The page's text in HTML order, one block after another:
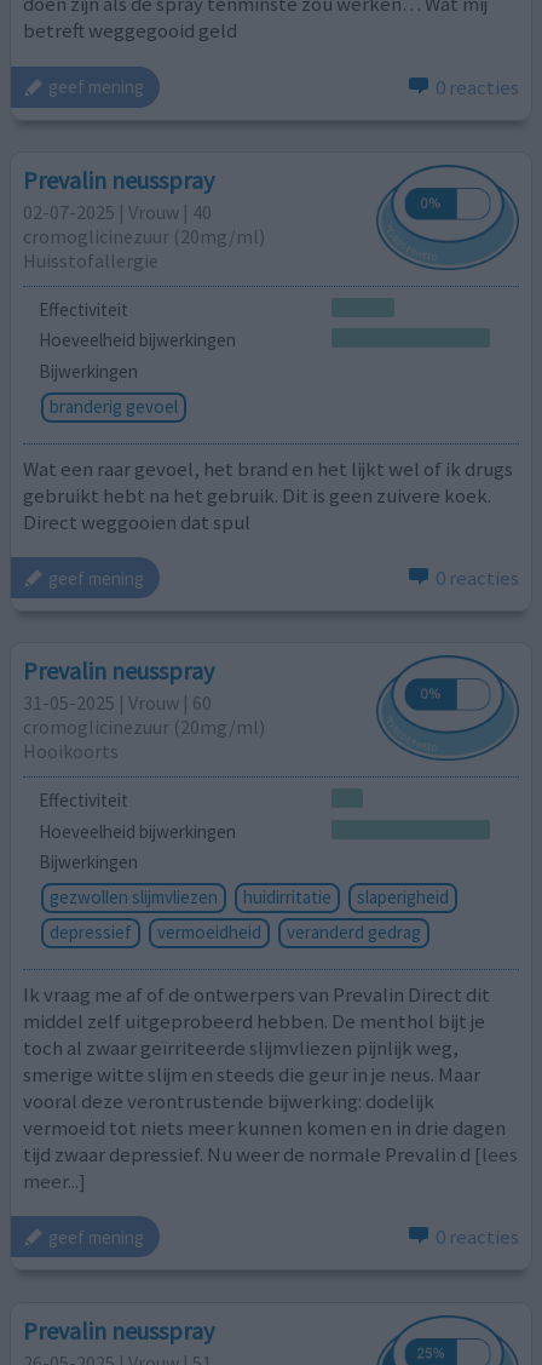
betreft weggegooid geld
geef mening 0 reacties
Prevalin neusspray
02-07-2025 | Vrouw | 40
cromoglicinezuur (20mg/ml)
Huisstofallergie
Effectiviteit
Hoeveelheid bijwerkingen
Bijwerkingen
branderig gevoel
Wat een raar gevoel, het brand en het lijkt wel of ik drugs
gebruikt hebt na het gebruik. Dit is geen zuivere koek.
Direct weggooien dat spul
geef mening 0 reacties
Prevalin neusspray
31-05-2025 | Vrouw | 60
cromoglicinezuur (20mg/ml)
Hooikoorts
Effectiviteit
Hoeveelheid bijwerkingen
Bijwerkingen
gezwollen slijmvliezen
huidirritatie
slaperigheid
depressief
vermoeidheid veranderd gedrag
Ik vraag me af of de ontwerpers van Prevalin Direct dit
middel zelf uitgeprobeerd hebben. De menthol bijt je
toch al zwaar geïrriteerde slijmvliezen pijnlijk weg,
smerige witte slijm en steeds die geur in je neus. Maar
vooral deze verontrustende bijwerking: dodelijk
vermoeid tot niets meer kunnen komen en in drie dagen
tijd zwaar depressief. Nu weer de normale Prevalin d [lees
meer...]
geef mening 0 reacties
Prevalin neusspray